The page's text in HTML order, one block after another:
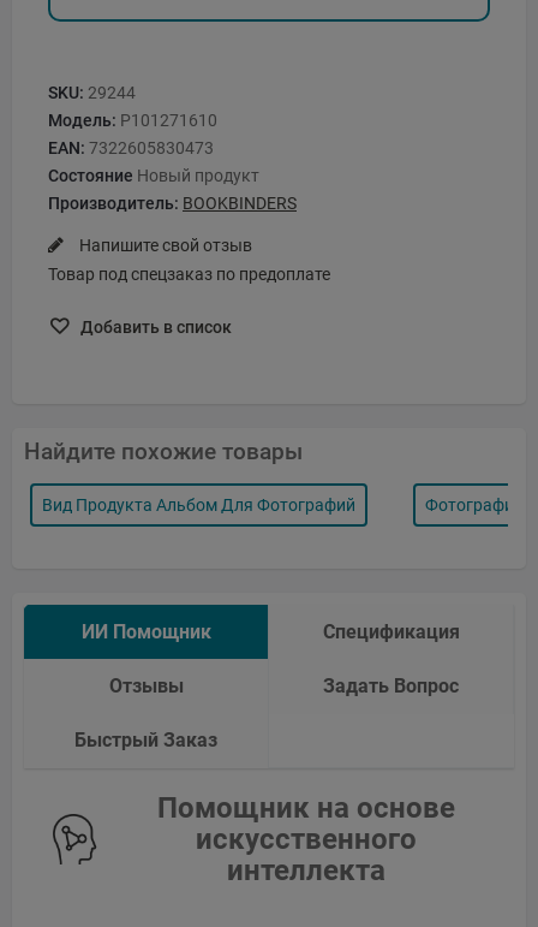
SKU: 29244
Модель: P101271610
EAN: 7322605830473
Состояние Новый продукт
Производитель: BOOKBINDERS
Напишите свой отзыв
Товар под спецзаказ по предоплате
Добавить в список
Найдите похожие товары
Вид Продукта Альбом Для Фотографий Фотографий
ИИ Помощник Спецификация
Отзывы Задать Вопрос
Быстрый Заказ
Помощник на основе
искусственного
интеллекта